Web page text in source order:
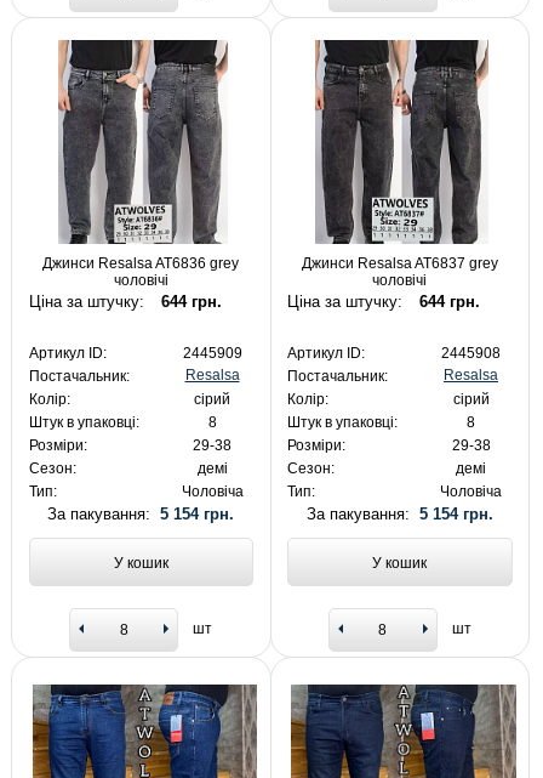
Джинси Resalsa AT6836 grey
чоловічі
Ціна за штучку: 644 грн.
Артикул ID:
2445909
Постачальник:
Resalsa
Колір:
сірий
Штук в упаковці:
8
Розміри:
29-38
Сезон:
демі
Тип:
Чоловіча
За пакування:5 154 грн.
У кошик
шт
Джинси Resalsa AT6837 grey
чоловічі
Ціна за штучку: 644 грн.
Артикул ID:
2445908
Постачальник:
Resalsa
Колір:
сірий
Штук в упаковці:
8
Розміри:
29-38
Сезон:
демі
Тип:
Чоловіча
За пакування: 5 154 грн.
У кошик
шт